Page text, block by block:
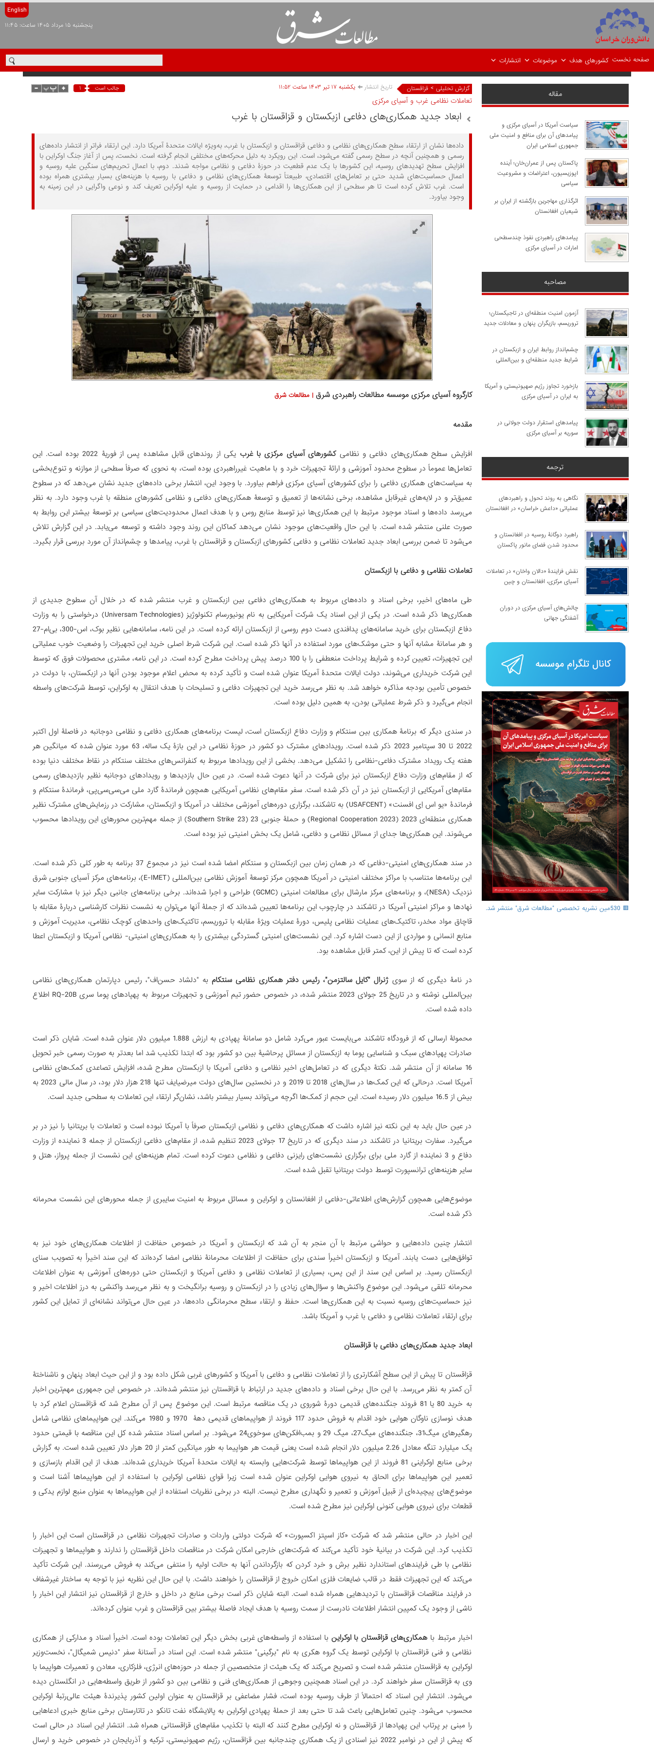
English
پنجشنبه ۱۵ مرداد ۱۴۰۵ ساعت: ۱۱:۴۵
صفحه نخست کشورهای هدف موضوعات انتشارات
گزارش تحلیلی > قزاقستان تاریخ انتشار يکشنبه ۱۷ تير ۱۴۰۳ ساعت ۱۱:۵۲ جالب است ۱
تعاملات نظامی غرب و آسیای مرکزی
ابعاد جدید همکاری‌های دفاعی ازبکستان و قزاقستان با غرب
داده‌ها نشان از ارتقاء سطح همکاری‌های نظامی و دفاعی قزاقستان و ازبکستان با غرب، به‌ویژه ایالات متحدۀ آمریکا دارد. این ارتقاء فراتر از انتشار داده‌های
رسمی و همچنین آنچه در سطح رسمی گفته می‌شود، است. این رویکرد به دلیل محرکه‌های مختلفی انجام گرفته است. نخست، پس از آغاز جنگ اوکراین با
افزایش سطح تهدیدهای روسیه، این کشورها با یک عدم قطعیت در حوزۀ دفاعی و نظامی مواجه شدند. دوم، با اعمال تحریم‌های سنگین علیه روسیه و
اعمال حساسیت‌های شدید حتی بر تعامل‌های اقتصادی، طبیعتاً توسعۀ همکاری‌های نظامی و دفاعی با روسیه با هزینه‌های بسیار بیشتری همراه بوده
است. غرب تلاش کرده است تا هر سطحی از این همکاری‌ها را اقدامی در حمایت از روسیه و علیه اوکراین تعریف کند و نوعی واگرایی در این زمینه به
وجود بیاورد.
کارگروه آسیای مرکزی موسسه مطالعات راهبردی شرق| مطالعات شرق
مقدمه
افزایش سطح همکاری‌های دفاعی و نظامی کشورهای آسیای مرکزی با غرب
یکی از روندهای قابل مشاهده پس از فوریۀ 2022 بوده است. این
تعامل‌ها عموماً در سطوح محدود آموزشی و ارائۀ تجهیزات خرد و با ماهیت غیرراهبردی بوده است، به نحوی که صرفاً سطحی از موازنه و تنوع‌بخشی
به سیاست‌های همکاری دفاعی را برای کشورهای آسیای مرکزی فراهم بیاورد. با وجود این، انتشار برخی داده‌های جدید نشان می‌دهد که در سطوح
عمیق‌تر و در لایه‌های غیرقابل مشاهده، برخی نشانه‌ها از تعمیق و توسعۀ همکاری‌های دفاعی و نظامی کشورهای منطقه با غرب وجود دارد. به نظر
می‌رسد داده‌ها و اسناد موجود مرتبط با این همکاری‌ها نیز توسط منابع روس و با هدف اعمال محدودیت‌های سیاسی بر توسعۀ بیشتر این روابط به
صورت علنی منتشر شده است. با این حال واقعیت‌های موجود نشان می‌دهد کماکان این روند وجود داشته و توسعه می‌یابد. در این گزارش تلاش
می‌شود تا ضمن بررسی ابعاد جدید تعاملات نظامی و دفاعی کشورهای ازبکستان و قزاقستان با غرب، پیامدها و چشم‌انداز آن مورد بررسی قرار بگیرد.
تعاملات نظامی و دفاعی با ازبکستان
طی ماه‌های اخیر، برخی اسناد و داده‌های مربوط به همکاری‌های دفاعی بین ازبکستان و غرب منتشر شده که در خلال آن سطوح جدیدی از
همکاری‌ها ذکر شده است. در یکی از این اسناد یک شرکت آمریکایی به نام یونیورسام تکنولوژیز (Universam Technologies) درخواستی را به وزارت
دفاع ازبکستان برای خرید سامانه‌های پدافندی دست دوم روسی از ازبکستان ارائه کرده است. در این نامه، سامانه‌هایی نظیر بوک، اس-300، بی‌ام-27
و هر سامانۀ مشابه آنها و حتی موشک‌های مورد استفاده در آنها ذکر شده است. این شرکت شرط اصلی خرید این تجهیزات را وضعیت خوب عملیاتی
این تجهیزات، تعیین کرده و شرایط پرداخت منعطفی را با 100 درصد پیش پرداخت مطرح کرده است. در این نامه، مشتری محصولات فوق که توسط
این شرکت خریداری می‌شوند، دولت ایالات متحدۀ آمریکا عنوان شده است و تأکید کرده به محض اعلام موجود بودن آنها در ازبکستان، با دولت در
خصوص تأمین بودجه مذاکره خواهد شد. به نظر می‌رسد خرید این تجهیزات دفاعی و تسلیحات با هدف انتقال به اوکراین، توسط شرکت‌های واسطه
انجام می‌گیرد و ذکر شرط عملیاتی بودن، به همین دلیل بوده است.
در سندی دیگر که برنامۀ همکاری بین سنتکام و وزارت دفاع ازبکستان است، لیست برنامه‌های همکاری دفاعی و نظامی دوجانبه در فاصلۀ اول اکتبر
2022 تا 30 سپتامبر 2023 ذکر شده است. رویدادهای مشترک دو کشور در حوزۀ نظامی در این بازۀ یک ساله، 63 مورد عنوان شده که میانگین هر
هفته یک رویداد مشترک دفاعی-نظامی را تشکیل می‌دهد. بخشی از این رویدادها مربوط به کنفرانس‌های مختلف سنتکام در نقاط مختلف دنیا بوده
که از مقام‌های وزارت دفاع ازبکستان نیز برای شرکت در آنها دعوت شده است. در عین حال بازدیدها و رویدادهای دوجانبه نظیر بازدیدهای رسمی
مقام‌های آمریکایی از ازبکستان نیز در آن ذکر شده است. سفر مقام‌های نظامی آمریکایی همچون فرماندۀ گارد ملی می‌سی‌سی‌پی، فرماندۀ سنتکام و
فرماندۀ «یو اس اِی افسنت» (USAFCENT) به تاشکند، برگزاری دوره‌های آموزشی مختلف در آمریکا و ازبکستان، مشارکت در رزمایش‌های مشترک نظیر
همکاری منطقه‌ای 2023 (Regional Cooperation 2023) و حملۀ جنوبی 23 (Southern Strike 23) از جمله مهم‌ترین محورهای این رویدادها محسوب
می‌شوند. این همکاری‌ها جدای از مسائل نظامی و دفاعی، شامل یک بخش امنیتی نیز بوده است.
در سند همکاری‌های امنیتی-دفاعی که در همان زمان بین ازبکستان و سنتکام امضا شده است نیز در مجموع 37 برنامه به طور کلی ذکر شده است.
این برنامه‌ها متناسب با مراکز مختلف امنیتی در آمریکا همچون مرکز توسعۀ آموزش نظامی بین‌المللی (E-IMET)، برنامه‌های مرکز آسیای جنوبی شرق
نزدیک (NESA)، و برنامه‌های مرکز مارشال برای مطالعات امنیتی (GCMC) طراحی و اجرا شده‌اند. برخی برنامه‌های جانبی دیگر نیز با مشارکت سایر
نهادها و مراکز امنیتی آمریکا در تاشکند در چارچوب این برنامه‌ها تعیین شده‌اند که از جملۀ آنها می‌توان به نشست نظرات کارشناسی دربارۀ مقابله با
قاچاق مواد مخدر، تاکتیک‌های عملیات نظامی پلیس، دورۀ عملیات ویژۀ مقابله با تروریسم، تاکتیک‌های واحدهای کوچک نظامی، مدیریت آموزش و
منابع انسانی و مواردی از این دست اشاره کرد. این نشست‌های امنیتی گستردگی بیشتری را به همکاری‌های امنیتی- نظامی آمریکا و ازبکستان اعطا
کرده است که تا پیش از این، کمتر قابل مشاهده بود.
در نامۀ دیگری که از سوی ژنرال "کایل سالتزمن"، رئیس دفتر همکاری نظامی سنتکامبه "دلشاد حسن‌اف"، رئیس دپارتمان همکاری‌های نظامی
بین‌المللی نوشته و در تاریخ 25 جولای 2023 منتشر شده، در خصوص حضور تیم آموزشی و تجهیزات مربوط به پهپادهای پوما سری RQ-20B اطلاع
داده شده است.
محمولۀ ارسالی که از فرودگاه تاشکند می‌بایست عبور می‌کرد شامل دو سامانۀ پهپادی به ارزش 1.888 میلیون دلار عنوان شده است. شایان ذکر است
صادرات پهپادهای سبک و شناسایی پوما به ازبکستان از مسائل پرحاشیۀ بین دو کشور بود که ابتدا تکذیب شد اما بعدتر به صورت رسمی خبر تحویل
16 سامانه از آن منتشر شد. نکتۀ دیگری که در تعامل‌های اخیر نظامی و دفاعی آمریکا با ازبکستان مطرح شده، افزایش تصاعدی کمک‌های نظامی
آمریکا است. درحالی که این کمک‌ها در سال‌های 2018 تا 2019 و در نخستین سال‌های دولت میرضیایف تنها 218 هزار دلار بود، در سال مالی 2023 به
بیش از 16.5 میلیون دلار رسیده است. این حجم از کمک‌ها اگرچه می‌تواند بسیار بیشتر باشد، نشان‌گر ارتقاء این تعاملات به سطحی جدید است.
در عین حال باید به این نکته نیز اشاره داشت که همکاری‌های دفاعی و نظامی ازبکستان صرفاً با آمریکا نبوده است و تعاملات با بریتانیا را نیز در بر
می‌گیرد. سفارت بریتانیا در تاشکند در سند دیگری که در تاریخ 17 جولای 2023 تنظیم شده، از مقام‌های دفاعی ازبکستان از جمله 3 نماینده از وزارت
دفاع و 3 نماینده از گارد ملی برای برگزاری نشست‌های رایزنی دفاعی و نظامی دعوت کرده است. تمام هزینه‌های این نشست از جمله پرواز، هتل و
سایر هزینه‌های ترانسپورت توسط دولت بریتانیا تقبل شده است.
موضوع‌هایی همچون گزارش‌های اطلاعاتی-دفاعی از افغانستان و اوکراین و مسائل مربوط به امنیت سایبری از جمله محورهای این نشست محرمانه
ذکر شده است.
انتشار چنین داده‌هایی و حواشی مرتبط با آن منجر به آن شد که ازبکستان و آمریکا در خصوص حفاظت از اطلاعات همکاری‌های خود نیز به
توافق‌هایی دست یابند. آمریکا و ازبکستان اخیراً سندی برای حفاظت از اطلاعات محرمانۀ نظامی امضا کرده‌اند که این سند اخیراً به تصویب سنای
ازبکستان رسید. بر اساس این سند از این پس، بسیاری از تعاملات نظامی و دفاعی آمریکا و ازبکستان حتی دوره‌های آموزشی به عنوان اطلاعات
محرمانه تلقی می‌شود. این موضوع واکنش‌ها و سؤال‌های زیادی را در ازبکستان و روسیه برانگیخت و به نظر می‌رسد واکنشی به درز اطلاعات اخیر و
نیز حساسیت‌های روسیه نسبت به این همکاری‌ها است. حفظ و ارتقاء سطح محرمانگی داده‌ها، در عین حال می‌تواند نشانه‌ای از تمایل این کشور
برای ارتقاء تعاملات نظامی و دفاعی با غرب و آمریکا باشد.
ابعاد جدید همکاری‌های دفاعی با قزاقستان
قزاقستان تا پیش از این سطح آشکارتری را از تعاملات نظامی و دفاعی با آمریکا و کشورهای غربی شکل داده بود و از این حیث ابعاد پنهان و ناشناختۀ
آن کمتر به نظر می‌رسد. با این حال برخی اسناد و داده‌های جدید در ارتباط با قزاقستان نیز منتشر شده‌اند. در خصوص این جمهوری مهم‌ترین اخبار
به خرید 80 یا 81 فروند جنگنده‌های قدیمی دورۀ شوروی در یک مناقصه مرتبط است. این موضوع پس از آن مطرح شد که قزاقستان اعلام کرد با
هدف نوسازی ناوگان هوایی خود اقدام به فروش حدود 117 فروند از هواپیماهای قدیمی دهۀ 1970 و 1980 می‌کند. این هواپیماهای نظامی شامل
رهگیرهای میگ31، جنگنده‌های میگ27، میگ 29 و بمب‌افکن‌های سوخوی24 می‌شود. بر اساس اسناد منتشر شده کل این مناقصه با قیمتی حدود
یک میلیارد تنگه معادل 2.26 میلیون دلار انجام شده است یعنی قیمت هر هواپیما به طور میانگین کمتر از 20 هزار دلار تعیین شده است. به گزارش
برخی منابع اوکراینی 81 فروند از این هواپیماها توسط شرکت‌هایی وابسته به ایالات متحدۀ آمریکا خریداری شده‌اند. هدف از این اقدام بازسازی و
تعمیر این هواپیماها برای الحاق به نیروی هوایی اوکراین عنوان شده است زیرا قوای نظامی اوکراین با استفاده از این هواپیماها آشنا است و
موضوع‌های پیچیده‌ای از قبیل آموزش و تعمیر و نگهداری مطرح نیست. البته در برخی نظریات استفاده از این هواپیماها به عنوان منبع لوازم یدکی و
قطعات برای نیروی هوایی کنونی اوکراین نیز مطرح شده است.
این اخبار در حالی منتشر شد که شرکت «کاز اسپتز اکسپورت» که شرکت دولتی واردات و صادرات تجهیزات نظامی در قزاقستان است این اخبار را
تکذیب کرد. این شرکت در بیانیۀ خود تأکید می‌کند که شرکت‌های خارجی امکان شرکت در مناقصات داخل قزاقستان را ندارند و هواپیماها و تجهیزات
نظامی با طی فرایندهای استاندارد نظیر برش و خرد کردن که بازگرداندن آنها به حالت اولیه را منتفی می‌کند به فروش می‌رسند. این شرکت تأکید
می‌کند که این تجهیزات فقط در قالب ضایعات فلزی امکان خروج از قزاقستان را خواهند داشت. با این حال این نظریه نیز با توجه به ساختار غیرشفاف
در فرایند مناقصات قزاقستان با تردیدهایی همراه شده است. البته شایان ذکر است برخی منابع در داخل و خارج از قزاقستان نیز انتشار این اخبار را
ناشی از وجود یک کمپین انتشار اطلاعات نادرست از سمت روسیه با هدف ایجاد فاصلۀ بیشتر بین قزاقستان و غرب عنوان کرده‌اند.
اخبار مرتبط با همکاری‌های قزاقستان با اوکراین با استفاده از واسطه‌های غربی بخش دیگر این تعاملات بوده است. اخیراً اسناد و مدارکی از همکاری
نظامی و فنی قزاقستان با اوکراین توسط یک گروه هکری به نام "برگینی" منتشر شده است. این اسناد در آستانۀ سفر "دنیس شمیگال"، نخست‌وزیر
اوکراین به قزاقستان منتشر شده است و تصریح می‌کند که یک هیئت از متخصصین از جمله در حوزه‌های انرژی، فلزکاری، معادن و تعمیرات هواپیما با
وی به قزاقستان سفر خواهند کرد. در این اسناد همچنین وجوهی از همکاری‌های فنی و نظامی بین دو کشور از طریق واسطه‌هایی در انگلستان دیده
می‌شود. انتشار این اسناد که احتمالاً از طرف روسیه بوده است، فشار مضاعفی بر قزاقستان به عنوان اولین کشور پذیرندۀ هیئت عالی‌رتبۀ اوکراین
محسوب می‌شود. چنین تعامل‌هایی باعث شد تا حتی بعد از حملۀ پهپادی اوکراین به پالایشگاه نفت تانکو در تاتارستان برخی منابع خبری ادعاهایی
را مبنی بر پرتاب این پهپادها از قزاقستان و نه اوکراین مطرح کنند که البته با تکذیب مقام‌های قزاقستانی همراه شد. انتشار این اسناد در حالی است
که پیش از این در نوامبر 2022 نیز اسنادی از یک همکاری چندجانبه بین قزاقستان، رژیم صهیونیستی، ترکیه و آذربایجان در خصوص خرید و ارسال
مقاله
سیاست آمریکا در آسیای مرکزی و
پیامدهای آن برای منافع و امنیت ملی
جمهوری اسلامی ایران
پاکستان پس از عمران‌خان؛ آینده
اپوزیسیون، اعتراضات و مشروعیت
سیاسی
اثرگذاری مهاجرین بازگشته از ایران بر
شیعیان افغانستان
پیامدهای راهبردی نفوذ چندسطحی
امارات در آسیای مرکزی
مصاحبه
آزمون امنیت منطقه‌ای در تاجیکستان؛
تروریسم، بازیگران پنهان و معادلات جدید
چشم‌انداز روابط ایران و ازبکستان در
شرایط جدید منطقه‌ای و بین‌المللی
​بازخورد تجاوز رژیم صهیونیستی و آمریکا
به ایران در آسیای مرکزی
پیامدهای استقرار دولت جولانی در
سوریه بر آسیای مرکزی
ترجمه
نگاهی به روند تحول و راهبردهای
عملیاتی «داعش خراسان» در افغانستان
راهبرد دوگانۀ روسیه در افغانستان و
محدود شدن فضای مانور پاکستان
نقش فزایندۀ «دالان واخان» در تعاملات
آسیای مرکزی، افغانستان و چین
چالش‌های آسیای مرکزی در دوران
آشفتگی جهانی
🟥 530مین نشریه تخصصی "مطالعات شرق" منتشر شد.